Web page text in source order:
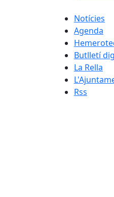
Notícies
Agenda
Butlletí
La Rella
Rss